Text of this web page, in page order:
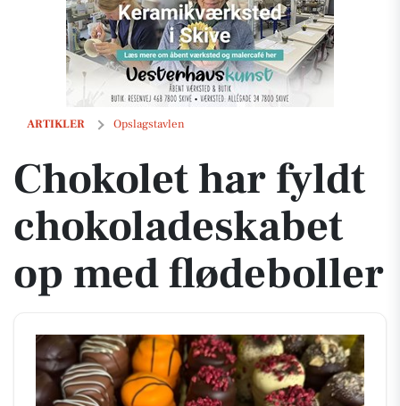
ARTIKLER Opslagstavlen
Chokolet har fyldt chokoladeskabet op med flødeboller
Chokolet har fyldt
chokoladeskabet
op med flødeboller